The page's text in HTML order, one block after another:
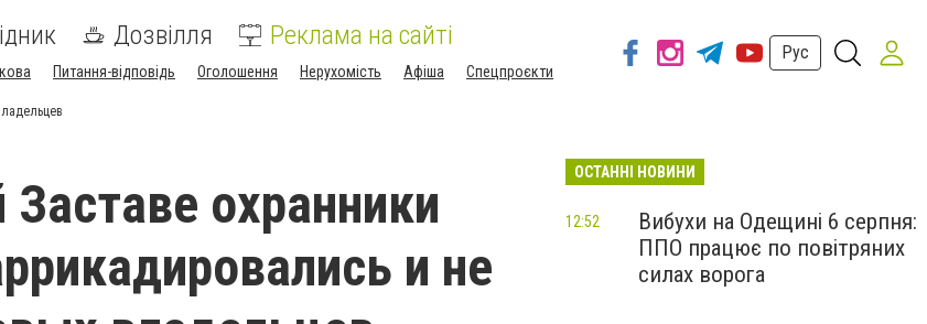
Дозвілля Реклама на сайті
Питання-відповідь Оголошення Нерухомість Афіша Спецпроєкти
Рус
охранники
и не
ОСТАННІ НОВИНИ
Вибухи на Одещині 6 серпня:
ППО працює по повітряних
силах ворога
12:52